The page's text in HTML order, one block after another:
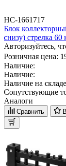
НС-1661717
Блок
снизу) стрелка
Авторизуйтесь,
Розничная цена:
Наличие:
Наличие:
Наличие на складе
Сопутствующие
Аналоги
Сравнить